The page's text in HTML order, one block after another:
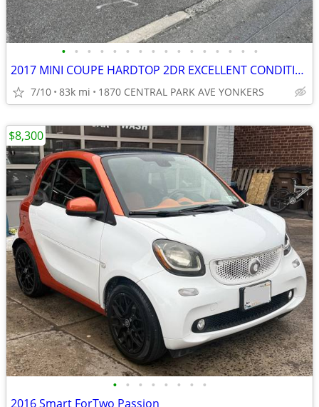
• • • • • • • • • • • • • • • •
2017 MINI COUPE HARDTOP 2DR EXCELLENT CONDITION!!!!
7/10 83k mi 1870 CENTRAL PARK AVE YONKERS
• • • • • • • •
2016 Smart ForTwo Passion
$8,300